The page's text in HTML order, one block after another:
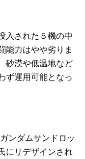
入された５機の中
能力はやや劣りま
砂漠や低温地など
ず運用可能となっ
ンダムサンドロッ
にリデザインされ